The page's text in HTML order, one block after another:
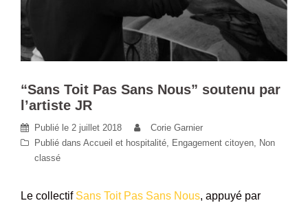
“Sans Toit Pas Sans Nous” soutenu par
l’artiste JR
Publié le 2 juillet 2018
Corie Garnier
Publié dans Accueil et hospitalité Engagement citoyen Non
classé
Le collectif Sans Toit Pas Sans Nous, appuyé par